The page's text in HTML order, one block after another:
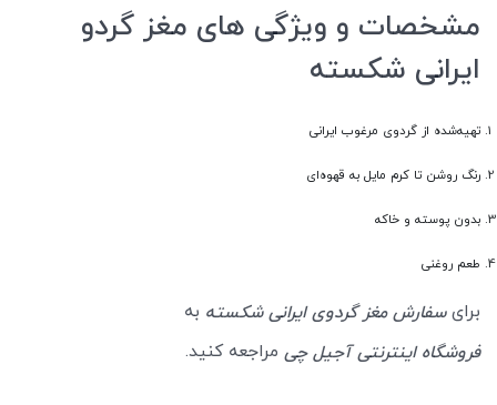
مشخصات و ویژگی های مغز گردو
ایرانی شکسته
تهیه‌شده از گردوی مرغوب ایرانی
رنگ روشن تا کرم مایل به قهوه‌ای
بدون پوسته و خاکه
طعم روغنی
برایسفارش مغز گردوی ایرانی شکسته به
فروشگاه اینترنتی آجیل چی مراجعه کنید.